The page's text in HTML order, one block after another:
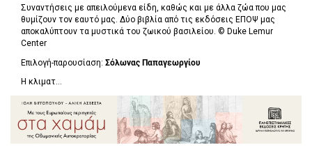
Συναντήσεις με απειλούμενα είδη, καθώς και με άλλα ζώα που μας
θυμίζουν τον εαυτό μας. Δύο βιβλία από τις εκδόσεις ΕΠΟΨ μας
αποκαλύπτουν τα μυστικά του ζωικού βασιλείου. © Duke Lemur
Center
Επιλογή-παρουσίαση: Σόλωνας Παπαγεωργίου
Η κλιματ...